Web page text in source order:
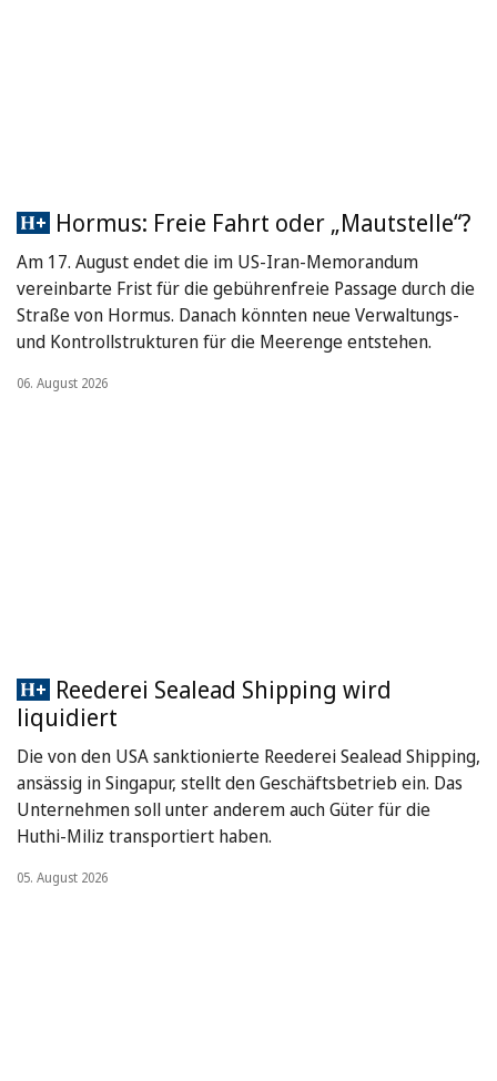
Hormus: Freie Fahrt oder „Mautstelle“?
Am 17. August endet die im US-Iran-Memorandum
vereinbarte Frist für die gebührenfreie Passage durch die
Straße von Hormus. Danach könnten neue Verwaltungs-
und Kontrollstrukturen für die Meerenge entstehen.
06. August 2026
Reederei Sealead Shipping wird
liquidiert
Die von den USA sanktionierte Reederei Sealead Shipping,
ansässig in Singapur, stellt den Geschäftsbetrieb ein. Das
Unternehmen soll unter anderem auch Güter für die
Huthi-Miliz transportiert haben.
05. August 2026